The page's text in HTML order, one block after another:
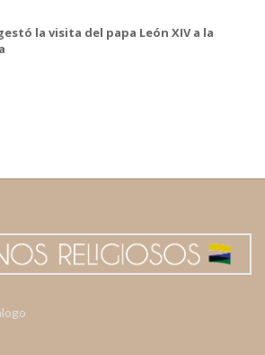
la visita del papa León XIV a la